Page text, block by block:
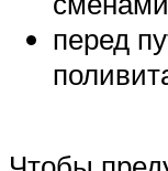
перед